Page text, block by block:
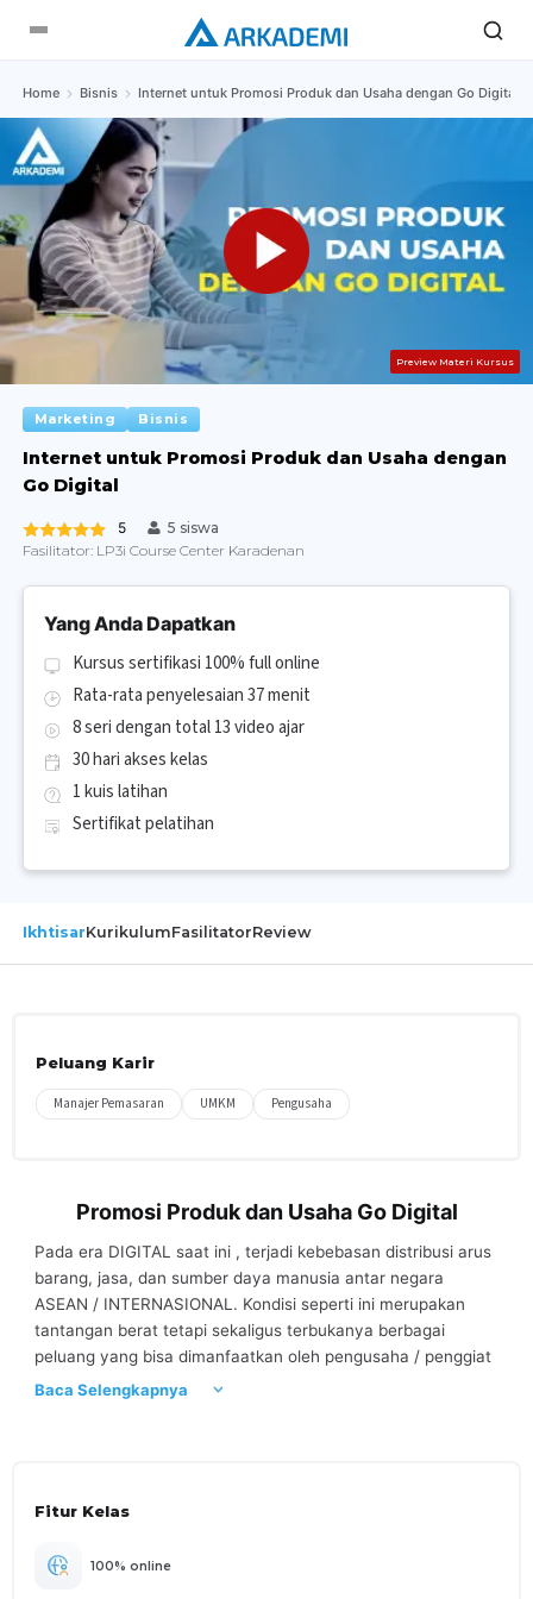
Home Bisnis Internet untuk Promosi Produk dan Usaha dengan Go Digital
Preview Materi Kursus
Marketing Bisnis
Internet untuk Promosi Produk dan Usaha dengan
Go Digital
5
5 siswa
Fasilitator: LP3i Course Center Karadenan
Yang Anda Dapatkan
Kursus sertifikasi 100% full online
Rata-rata penyelesaian 37 menit
8 seri dengan total 13 video ajar
30 hari akses kelas
1 kuis latihan
Sertifikat pelatihan
IkhtisarKurikulumFasilitatorReview
Peluang Karir
Manajer Pemasaran UMKM Pengusaha
Promosi Produk dan Usaha Go Digital
Pada era DIGITAL saat ini , terjadi kebebasan distribusi arus
barang, jasa, dan sumber daya manusia antar negara
ASEAN / INTERNASIONAL. Kondisi seperti ini merupakan
tantangan berat tetapi sekaligus terbukanya berbagai
peluang yang bisa dimanfaatkan oleh pengusaha / penggiat
bisnis untuk menjual produk nya dan yang memiliki daya
mempromosikan produknya dan menjual produknya dengan
internet, dan sosial media. Bagi para usaha rintisan /
Baca Selengkapnya
Fitur Kelas
100% online